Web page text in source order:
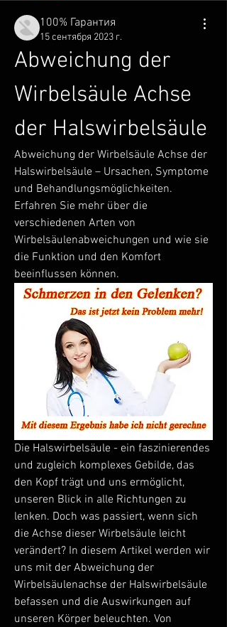
100% Гарантия
15 сентября 2023 г.
Abweichung der
Wirbelsäule Achse
der Halswirbelsäule
Abweichung der Wirbelsäule Achse der
Halswirbelsäule – Ursachen, Symptome
und Behandlungsmöglichkeiten.
Erfahren Sie mehr über die
verschiedenen Arten von
Wirbelsäulenabweichungen und wie sie
die Funktion und den Komfort
beeinflussen können.
Die Halswirbelsäule - ein faszinierendes
und zugleich komplexes Gebilde, das
den Kopf trägt und uns ermöglicht,
unseren Blick in alle Richtungen zu
lenken. Doch was passiert, wenn sich
die Achse dieser Wirbelsäule leicht
verändert? In diesem Artikel werden wir
uns mit der Abweichung der
Wirbelsäulenachse der Halswirbelsäule
befassen und die Auswirkungen auf
unseren Körper beleuchten. Von